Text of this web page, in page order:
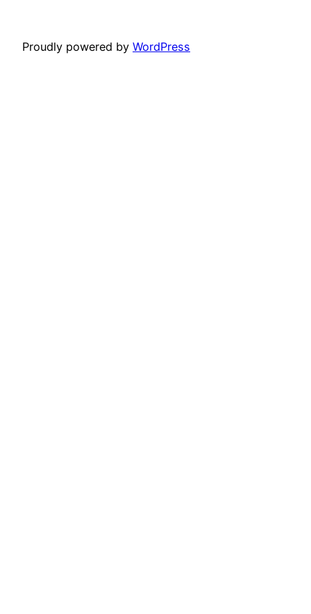
Proudly powered by WordPress